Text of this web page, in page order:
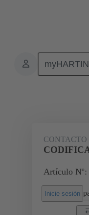
Conectores de placa a placa de
Artículo Nº:
Inicie sesión